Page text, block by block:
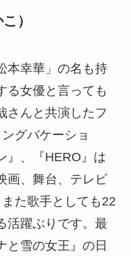
）
本幸華」の名も持
る女優と言っても
さんと共演したフ
グバケーショ
』、『HERO』は
画、舞台、テレビ
た歌手としても22
活躍ぶりです。最
と雪の女王』の日